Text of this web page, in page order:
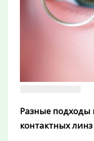
Разные подходы
контактных линз